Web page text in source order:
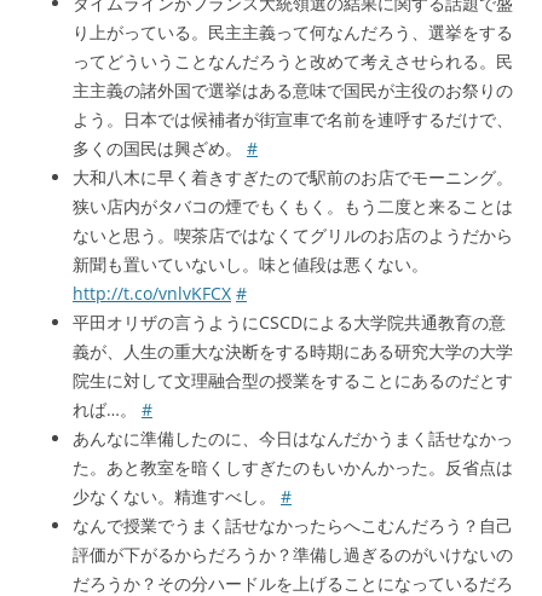
り上がっている。民主主義って何なんだろう、選挙をする
ってどういうことなんだろうと改めて考えさせられる。民
主主義の諸外国で選挙はある意味で国民が主役のお祭りの
よう。日本では候補者が街宣車で名前を連呼するだけで、
多くの国民は興ざめ。 #
大和八木に早く着きすぎたので駅前のお店でモーニング。
狭い店内がタバコの煙でもくもく。もう二度と来ることは
ないと思う。喫茶店ではなくてグリルのお店のようだから
新聞も置いていないし。味と値段は悪くない。
http://t.co/vnlvKFCX #
平田オリザの言うようにCSCDによる大学院共通教育の意
義が、人生の重大な決断をする時期にある研究大学の大学
院生に対して文理融合型の授業をすることにあるのだとす
れば…。 #
あんなに準備したのに、今日はなんだかうまく話せなかっ
た。あと教室を暗くしすぎたのもいかんかった。反省点は
少なくない。精進すべし。 #
なんで授業でうまく話せなかったらへこむんだろう？自己
評価が下がるからだろうか？準備し過ぎるのがいけないの
だろうか？その分ハードルを上げることになっているだろ